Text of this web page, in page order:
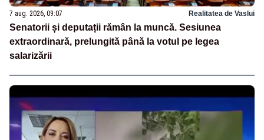
7 aug. 2026, 09:07 Realitatea de Vaslui
Senatorii și deputații rămân la muncă. Sesiunea
extraordinară, prelungită până la votul pe legea
salarizării